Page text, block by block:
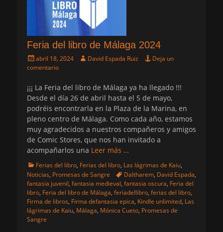
Feria del libro de Málaga 2024
Publicado
el
abril 18, 2024 AutorDavid Espada Ruiz
Deja un
comentario
¡¡¡ La Feria del libro de Málaga ya ha llegado !!!
Desde el día 26 de abril hasta el 5 de mayo,
podréis encontrarla en la Plaza de la Marina, en
pleno centro de Málaga. Como cada año, estamos
muy agradecidos a nuestros compañeros y amigos
de Comic Stores, que nos han invitado a
acompañarlos una Leer más …
Categorias
Ferias del libro, Ferias del libro, Las lágrimas de Kaiu,
Noticias, Promesas de Sangre Etiquetas
Daltharem, David Espada,
fantasia juvenil, fantasia medieval, fantasia oscura, Feria del
libro, Feria del libro de Málaga, feriadellibro, ferias del libro,
Firma de libros, Firma defantasia epica, Kindle unlimited, Las
lágrimas de Kaiu, Málaga, Mónica Cueto, Promesas de
Sangre